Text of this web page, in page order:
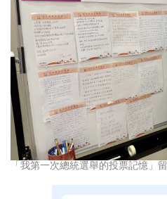
「我第一次總統選舉的投票記憶」